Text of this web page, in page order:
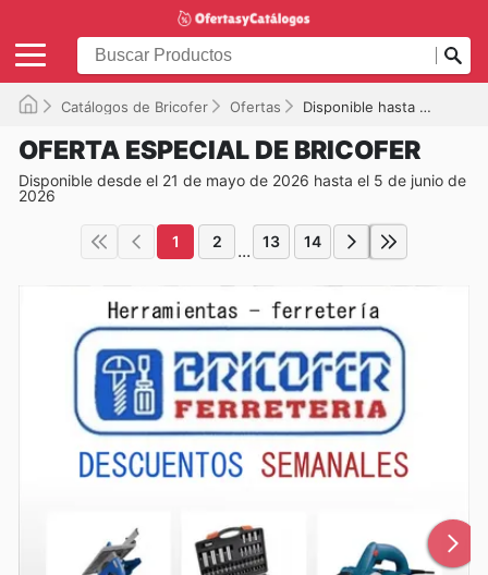
Catálogos de Bricofer Ofertas Disponible hasta el 05/06/2026
OFERTA ESPECIAL DE BRICOFER
Disponible desde el 21 de mayo de 2026 hasta el 5 de junio de
2026
1 2 ... 13 14